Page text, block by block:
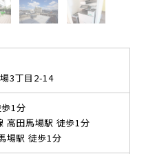
3丁目2-14
1分
高田馬場駅 徒歩1分
場駅 徒歩1分